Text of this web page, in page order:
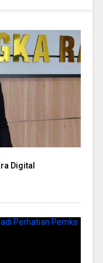
Digital